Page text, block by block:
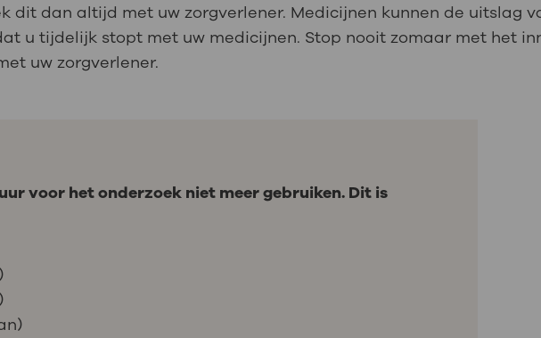
dit dan altijd met uw zorgverlener. Medicijnen kunnen de uitslag
u tijdelijk stopt met uw medicijnen. Stop nooit zomaar met het
uw zorgverlener.
voor het onderzoek niet meer gebruiken. Dit is